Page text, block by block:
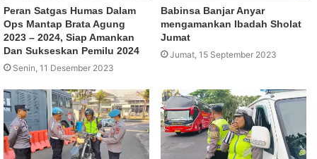
Peran Satgas Humas Dalam
Ops Mantap Brata Agung
2023 – 2024, Siap Amankan
Dan Sukseskan Pemilu 2024
Senin, 11 Desember 2023
Babinsa Banjar Anyar
mengamankan Ibadah Sholat
Jumat
Jumat, 15 September 2023